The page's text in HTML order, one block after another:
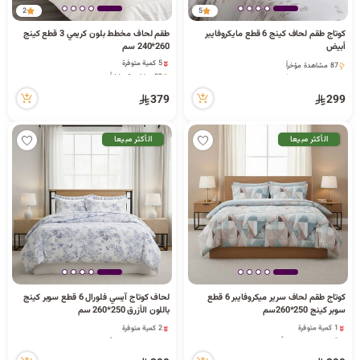
ا 5
كوتاج طقم لحاف كينج 6 قطع مايكروفايبر
أبيض
87 مشاهدة مؤخراً
299
2
طقم لحاف مخطط بلون كريمي 3 قطع كينج
260*240 سم
89 مشاهدة مؤخراً
89 مشاهدة مؤخراً
379
الأكثر مبيعا
كوتاج طقم لحاف سرير ميكروفايبر 6 قطع
سوبر كينج 250*260سم
2 قطعة بيعت مؤخراً
الأكثر مبيعا
لحاف كوتاج آيسي فلورال 6 قطع سوبر كينج
باللون الأزرق 250*260 سم
74 مشاهدة مؤخراً